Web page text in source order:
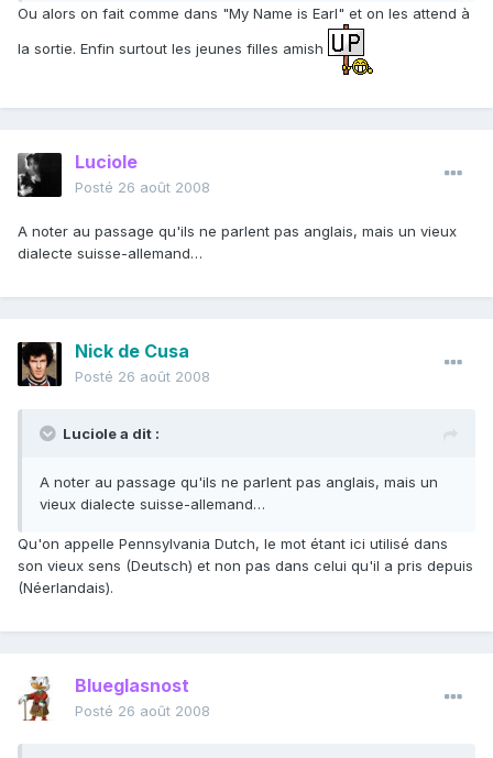
Ou alors on fait comme dans "My Name is Earl" et on les attend à
la sortie. Enfin surtout les jeunes filles amish
Luciole
Posté 26 août 2008
A noter au passage qu'ils ne parlent pas anglais, mais un vieux
dialecte suisse-allemand…
Nick de Cusa
Posté 26 août 2008
Luciole a dit :
A noter au passage qu'ils ne parlent pas anglais, mais un
vieux dialecte suisse-allemand…
Qu'on appelle Pennsylvania Dutch, le mot étant ici utilisé dans
son vieux sens (Deutsch) et non pas dans celui qu'il a pris depuis
(Néerlandais).
Blueglasnost
Posté 26 août 2008